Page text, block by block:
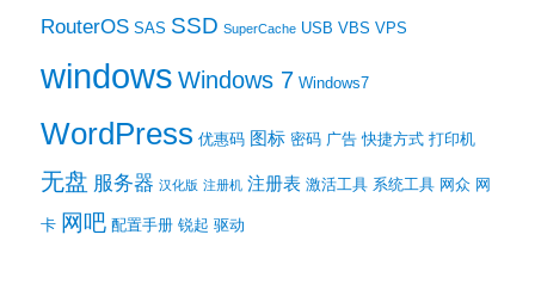
RouterOS SAS SSD SuperCache USB VBS VPS
windows Windows 7 Windows7
WordPress 优惠码 图标 密码 广告 快捷方式 打印机
无盘 服务器 汉化版 注册机 注册表 激活工具 系统工具 网众 网
卡 网吧 配置手册 锐起 驱动